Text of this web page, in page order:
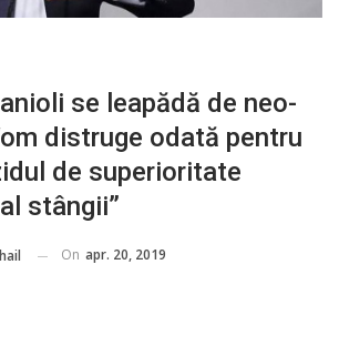
se leapădă de neo-
distruge odată pentru
de superioritate
stângii”
On apr. 20, 2019